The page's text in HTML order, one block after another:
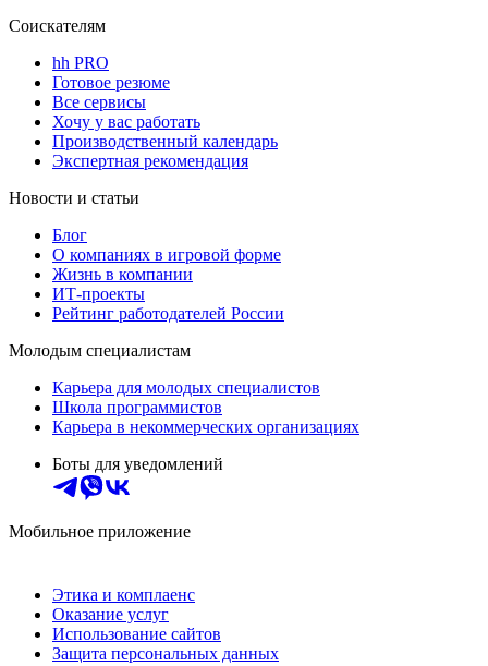
Соискателям
hh PRO
Готовое резюме
Все сервисы
Хочу у вас работать
Производственный календарь
Экспертная рекомендация
Новости и статьи
Блог
О компаниях в игровой форме
Жизнь в компании
ИТ-проекты
Рейтинг работодателей России
Молодым специалистам
Карьера для молодых специалистов
Школа программистов
Карьера в некоммерческих организациях
Боты для уведомлений
Мобильное приложение
Этика и комплаенс
Оказание услуг
Использование сайтов
Защита персональных данных